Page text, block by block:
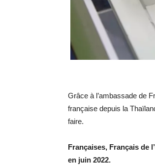
Grâce à l’ambassade de
française depuis la
faire.
Françaises, Français de
en juin 2022.